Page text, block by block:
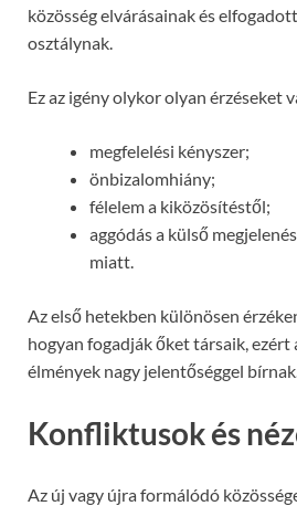
közösség elvárásainak és
osztálynak.
Ez az igény olykor olyan érzéseket
megfelelési kényszer;
önbizalomhiány;
félelem a kiközösítéstől;
aggódás a külső
miatt.
Az első hetekben különösen
hogyan fogadják őket társaik, ezért
élmények nagy jelentőséggel
Konfliktusok és
Az új vagy újra formálódó